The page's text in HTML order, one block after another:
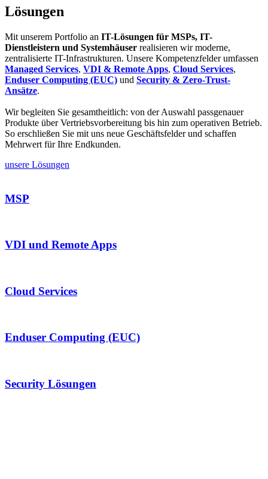
Lösungen
Mit unserem Portfolio an IT-Lösungen für MSPs, IT-
Dienstleistern und Systemhäuser realisieren wir moderne,
zentralisierte IT-Infrastrukturen. Unsere Kompetenzfelder umfassen
Managed Services, VDI & Remote Apps, Cloud Services,
Enduser Computing (EUC) und Security & Zero‑Trust-
Ansätze.
Wir begleiten Sie gesamtheitlich: von der Auswahl passgenauer
Produkte über Vertriebsvorbereitung bis hin zum operativen Betrieb.
So erschließen Sie mit uns neue Geschäftsfelder und schaffen
Mehrwert für Ihre Endkunden.
unsere Lösungen
MSP
VDI und Remote Apps
Cloud Services
Enduser Computing (EUC)
Security Lösungen